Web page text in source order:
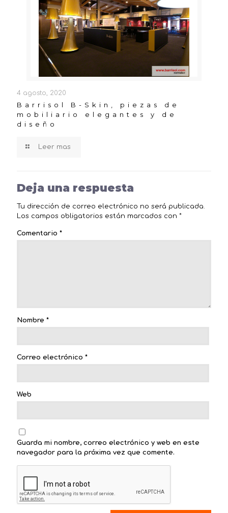
4 agosto, 2020
Barrisol B-Skin, piezas de
mobiliario elegantes y de
diseño
Leer mas
Deja una respuesta
Tu dirección de correo electrónico no será publicada.
Los campos obligatorios están marcados con *
Comentario *
Nombre *
Correo electrónico *
Web
Guarda mi nombre, correo electrónico y web en este
navegador para la próxima vez que comente.